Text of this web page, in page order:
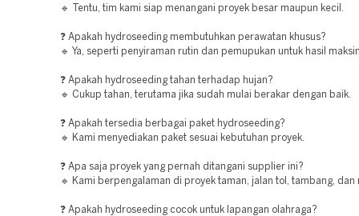
🔹 Tentu, tim kami siap menangani proyek besar maupun kecil.
❓ Apakah hydroseeding membutuhkan perawatan khusus?
🔹 Ya, seperti penyiraman rutin dan pemupukan untuk hasil
❓ Apakah hydroseeding tahan terhadap hujan?
🔹 Cukup tahan, terutama jika sudah mulai berakar dengan baik.
❓ Apakah tersedia berbagai paket hydroseeding?
🔹 Kami menyediakan paket sesuai kebutuhan proyek.
❓ Apa saja proyek yang pernah ditangani supplier ini?
🔹 Kami berpengalaman di proyek taman, jalan tol, tambang, dan
❓ Apakah hydroseeding cocok untuk lapangan olahraga?